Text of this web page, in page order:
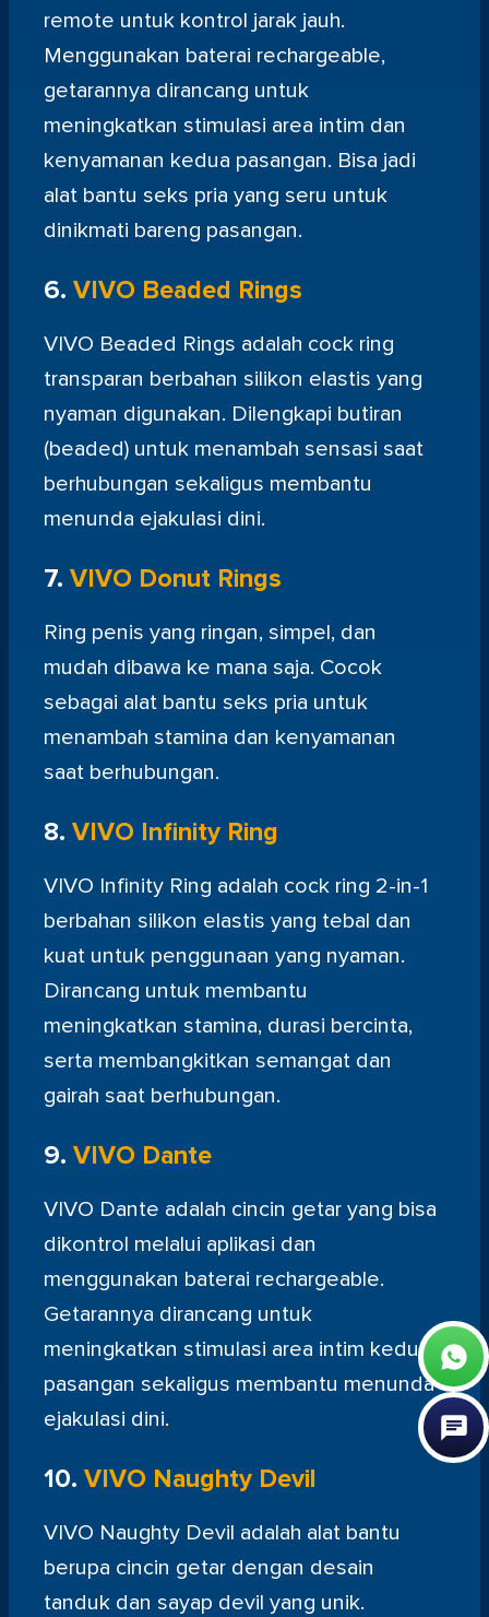
remote untuk kontrol jarak jauh.
Menggunakan baterai rechargeable,
getarannya dirancang untuk
meningkatkan stimulasi area intim dan
kenyamanan kedua pasangan. Bisa jadi
alat bantu seks pria yang seru untuk
dinikmati bareng pasangan.
6. VIVO Beaded Rings
VIVO Beaded Rings adalah cock ring
transparan berbahan silikon elastis yang
nyaman digunakan. Dilengkapi butiran
(beaded) untuk menambah sensasi saat
berhubungan sekaligus membantu
menunda ejakulasi dini.
7. VIVO Donut Rings
Ring penis yang ringan, simpel, dan
mudah dibawa ke mana saja. Cocok
sebagai alat bantu seks pria untuk
menambah stamina dan kenyamanan
saat berhubungan.
8. VIVO Infinity Ring
VIVO Infinity Ring adalah cock ring 2-in-1
berbahan silikon elastis yang tebal dan
kuat untuk penggunaan yang nyaman.
Dirancang untuk membantu
meningkatkan stamina, durasi bercinta,
serta membangkitkan semangat dan
gairah saat berhubungan.
9. VIVO Dante
VIVO Dante adalah cincin getar yang bisa
dikontrol melalui aplikasi dan
menggunakan baterai rechargeable.
Getarannya dirancang untuk
meningkatkan stimulasi area intim kedua
pasangan sekaligus membantu menunda
ejakulasi dini.
10. VIVO Naughty Devil
VIVO Naughty Devil adalah alat bantu
berupa cincin getar dengan desain
tanduk dan sayap devil yang unik.